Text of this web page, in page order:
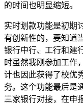
的时间也明显缩短。
实时划款功能是初期
有创新性的，要知道
银行中行、工行和建
时虽然我刚参加工作
计也因此获得了校优
务。这个功能最后是
三家银行对接，在申